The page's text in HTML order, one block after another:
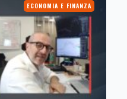
ECONOMIA E FINANZA